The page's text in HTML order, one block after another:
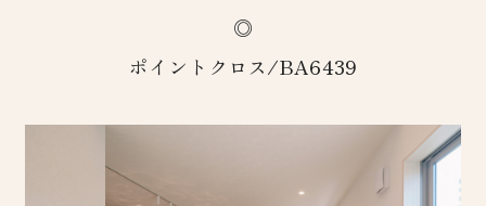
◎
ポイントクロス/BA6439